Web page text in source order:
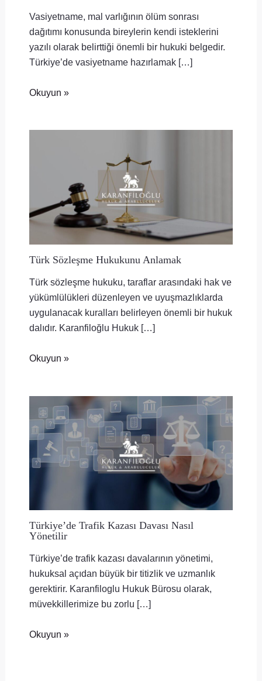
Vasiyetname, mal varlığının ölüm sonrası
dağıtımı konusunda bireylerin kendi isteklerini
yazılı olarak belirttiği önemli bir hukuki belgedir.
Türkiye’de vasiyetname hazırlamak […]
Okuyun »
Türk Sözleşme Hukukunu Anlamak
Türk sözleşme hukuku, taraflar arasındaki hak ve
yükümlülükleri düzenleyen ve uyuşmazlıklarda
uygulanacak kuralları belirleyen önemli bir hukuk
dalıdır. Karanfiloğlu Hukuk […]
Okuyun »
Türkiye’de Trafik Kazası Davası Nasıl
Yönetilir
Türkiye’de trafik kazası davalarının yönetimi,
hukuksal açıdan büyük bir titizlik ve uzmanlık
gerektirir. Karanfiloglu Hukuk Bürosu olarak,
müvekkillerimize bu zorlu […]
Okuyun »